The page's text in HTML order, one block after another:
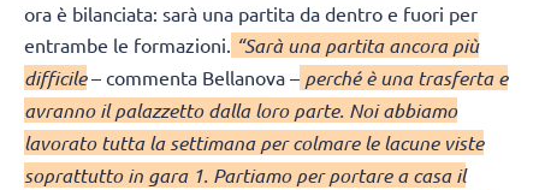
ora è bilanciata: sarà una partita da dentro e fuori per
entrambe le formazioni. “Sarà una partita ancora più
difficile– commenta Bellanova – perché è una trasferta e
avranno il palazzetto dalla loro parte. Noi abbiamo
lavorato tutta la settimana per colmare le lacune viste
soprattutto in gara 1. Partiamo per portare a casa il